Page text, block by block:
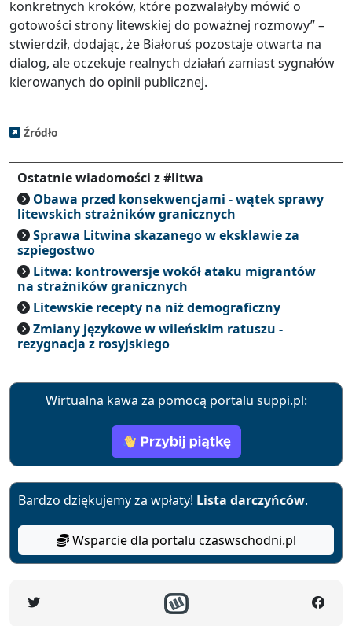
konkretnych kroków, które pozwalałyby mówić o
gotowości strony litewskiej do poważnej rozmowy” –
stwierdził, dodając, że Białoruś pozostaje otwarta na
dialog, ale oczekuje realnych działań zamiast sygnałów
kierowanych do opinii publicznej.
Źródło
Ostatnie wiadomości z #litwa
Obawa przed konsekwencjami - wątek sprawy
litewskich strażników granicznych
Sprawa Litwina skazanego w eksklawie za
szpiegostwo
Litwa: kontrowersje wokół ataku migrantów
na strażników granicznych
Litewskie recepty na niż demograficzny
Zmiany językowe w wileńskim ratuszu -
rezygnacja z rosyjskiego
Wirtualna kawa za pomocą portalu suppi.pl:
Bardzo dziękujemy za wpłaty! Lista darczyńców.
Wsparcie dla portalu czaswschodni.pl